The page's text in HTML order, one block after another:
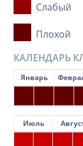
Слабый
Плохой
КАЛЕНДАРЬ
Январь
Июль